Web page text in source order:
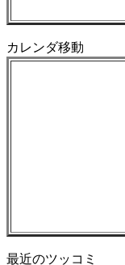
カレンダ移動
最近のツッコミ